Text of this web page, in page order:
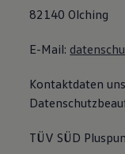
82140 Olching
E-Mail:
Kontaktdaten
TÜV SÜD